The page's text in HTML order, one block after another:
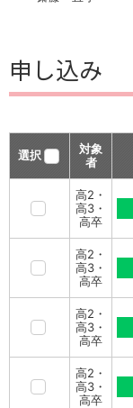
申し込み
選択
対象
者
高2・
高3・
高卒
高2・
高3・
高卒
高2・
高3・
高卒
高2・
高3・
高卒